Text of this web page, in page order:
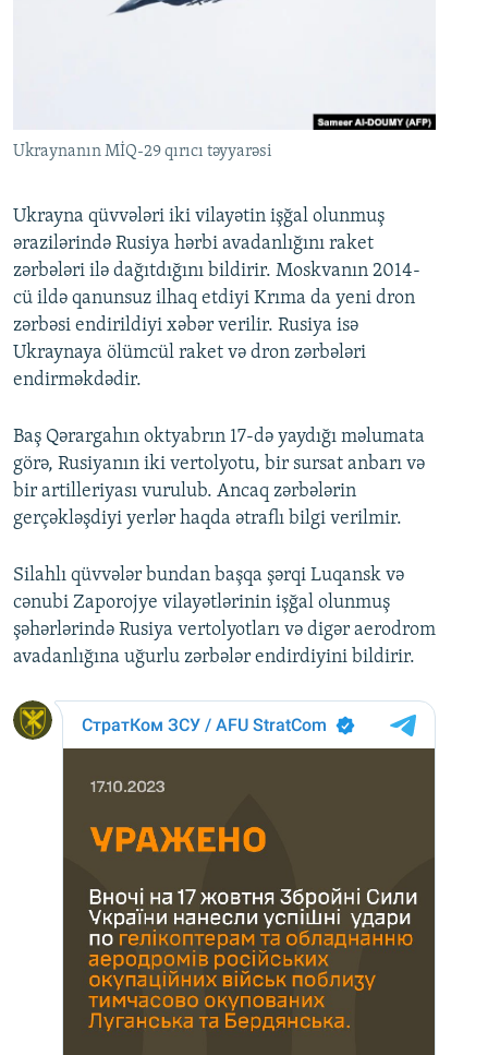
AZADLIQRADIOSU MOBIL TELEFONUNUZDA
XƏBƏR BÜLLETENLƏRIMIZ
RFE/RL-in bütün saytları
Ukraynanın MİQ-29 qırıcı təyyarəsi
Ukrayna qüvvələri iki vilayətin işğal olunmuş
ərazilərində Rusiya hərbi avadanlığını raket
zərbələri ilə dağıtdığını bildirir. Moskvanın 2014-
cü ildə qanunsuz ilhaq etdiyi Krıma da yeni dron
zərbəsi endirildiyi xəbər verilir. Rusiya isə
Ukraynaya ölümcül raket və dron zərbələri
endirməkdədir.
Baş Qərargahın oktyabrın 17-də yaydığı məlumata
görə, Rusiyanın iki vertolyotu, bir sursat anbarı və
bir artilleriyası vurulub. Ancaq zərbələrin
gerçəkləşdiyi yerlər haqda ətraflı bilgi verilmir.
Silahlı qüvvələr bundan başqa şərqi Luqansk və
cənubi Zaporojye vilayətlərinin işğal olunmuş
şəhərlərində Rusiya vertolyotları və digər aerodrom
avadanlığına uğurlu zərbələr endirdiyini bildirir.